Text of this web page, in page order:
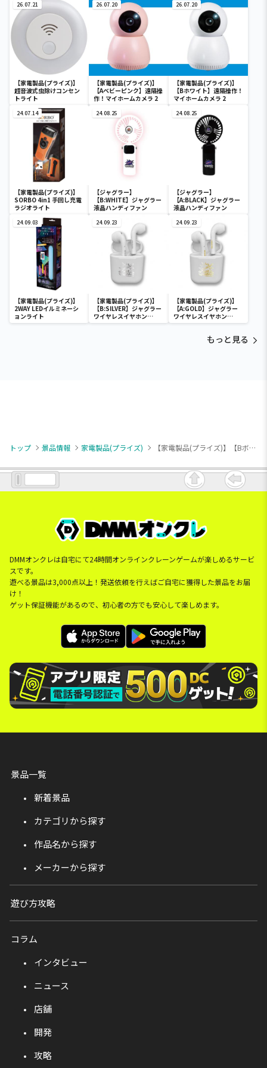
26.07.21
【家電製品(プライズ)】
超音波式虫除けコンセン
トライト
26.07.20
【家電製品(プライズ)】
【Aベビーピンク】遠隔操
作！マイホームカメラ 2
26.07.20
【家電製品(プライズ)】
【Bホワイト】遠隔操作！
マイホームカメラ 2
24.07.14
【家電製品(プライズ)】
SORBO 4in1 手回し充電
ラジオライト
24.08.25
【ジャグラー】
【B:WHITE】ジャグラー
液晶ハンディファン
24.08.25
【ジャグラー】
【A:BLACK】ジャグラー
液晶ハンディファン
24.09.03
【家電製品(プライズ)】
2WAY LEDイルミネーシ
ョンライト
24.09.23
【家電製品(プライズ)】
【B:SILVER】ジャグラー
ワイヤレスイヤホン
2(GOLD&SILVER)
24.09.23
【家電製品(プライズ)】
【A:GOLD】ジャグラー
ワイヤレスイヤホン
2(GOLD&SILVER)
もっと見る
トップ 景品情報 家電製品(プライズ) 【家電製品(プライズ)】【Bボタン：焦げ茶】りるくま コンパクト電動式ミシン
DMMオンクレは自宅にて24時間オンラインクレーンゲームが楽しめるサービ
スです。
遊べる景品は3,000点以上！発送依頼を行えばご自宅に獲得した景品をお届
け！
ゲット保証機能があるので、初心者の方でも安心して楽しめます。
景品一覧
新着景品
カテゴリから探す
作品名から探す
メーカーから探す
遊び方攻略
コラム
インタビュー
ニュース
店舗
開発
攻略